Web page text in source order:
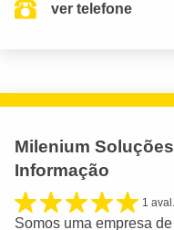
ver telefone
Milenium
Informação
1 aval.
Somos uma empresa